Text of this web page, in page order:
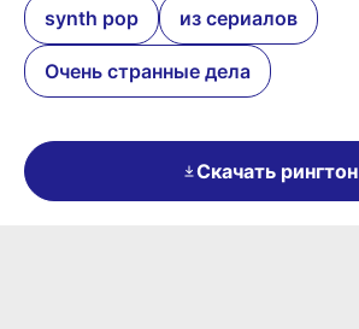
synth pop из сериалов
Очень странные дела
Скачать рингтон